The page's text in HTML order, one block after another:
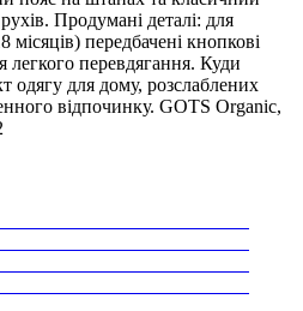
Продумані деталі: для
передбачені кнопкові
легкого перевдягання. Куди
одягу для дому, розслаблених
відпочинку. GOTS Organic,